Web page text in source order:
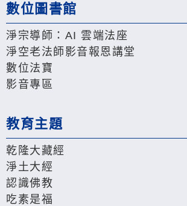
數位圖書館
淨宗導師：AI 雲端法座
淨空老法師影音報恩講堂
數位法寶
影音專區
教育主題
乾隆大藏經
淨土大經
認識佛教
吃素是福